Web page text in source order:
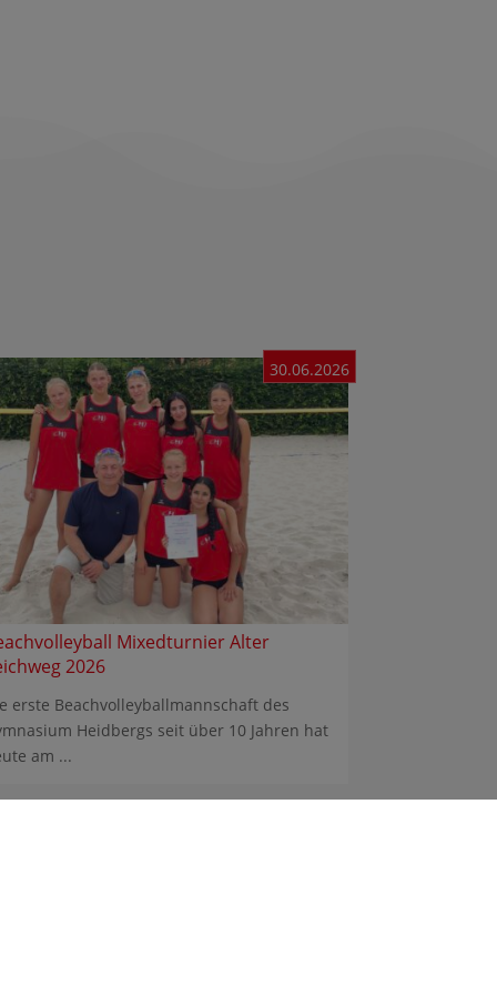
Mixedturnier Alter
2026
30.06.2026
erste Beachvolleyballmannschaft des
Heidbergs seit über 10 Jahren hat
am ...